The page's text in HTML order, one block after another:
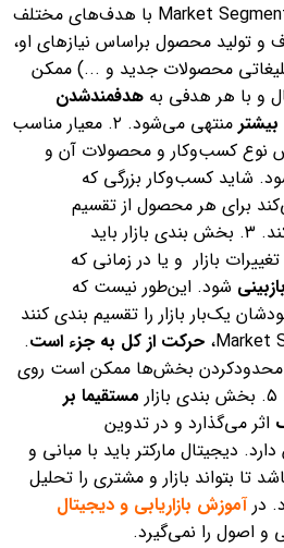
۱. بخش بندی بازار یا Market Segmentation با هدف‌های مختلف
تولید محصول براساس نیازهای او،
محصولات جدید و ...) ممکن
و با هر هدفی به هدفمند‌شدن
منتهی می‌شود.
۲. معیار مناسب
نوع کسب‌وکار و محصولات آن و
شاید کسب‌وکار بزرگی که
برای هر محصول از تقسیم
۳. بخش بندی بازار باید
بازار و یا در زمانی که
بازبینی شود. این‌طور نیست که
یک‌بار بازار را تقسیم بندی کنند
حرکت از کل به جزء است.
محدود‌کردن بخش‌ها ممکن است روی
۵. بخش بندی بازار
مستقیما بر
اثر می‌گذارد و در تدوین
دیجیتال مارکتر باید با مبانی و
تا بتواند بازار و مشتری را تحلیل
درآموزش بازاریابی و دیجیتال
و اصول را نمی‌گیرد.